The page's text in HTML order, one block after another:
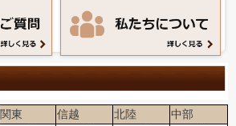
関東 信越 北陸
中部